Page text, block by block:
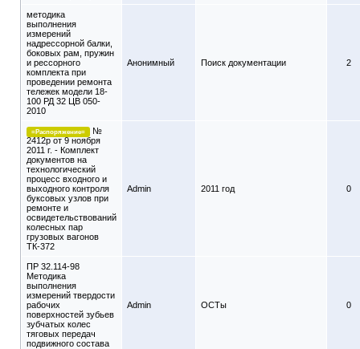
методика
выполнения
измерений
надрессорной балки,
боковых рам, пружин
и рессорного
комплекта при
проведении ремонта
тележек модели 18-
100 РД 32 ЦВ 050-
2010
Анонимный Поиск документации 2
=Распоряжение=
№
2412р от 9 ноября
2011 г. - Комплект
документов на
технологический
процесс входного и
выходного контроля
буксовых узлов при
ремонте и
освидетельствований
колесных пар
грузовых вагонов
ТК-372
Admin 2011 год 0
ПР 32.114-98
Методика
выполнения
измерений твердости
рабочих
поверхностей зубьев
зубчатых колес
тяговых передач
подвижного состава
Admin ОСТы 0